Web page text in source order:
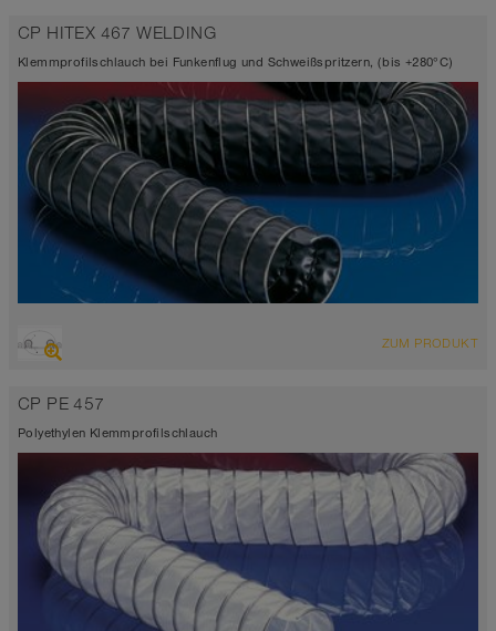
-10°C bis 110°C (120°C)
CP HITEX 467 WELDING
Klemmprofilschlauch bei Funkenflug und Schweißspritzern, (bis +280°C)
Saugschlauch + Druckschlauch
-70°C bis 260°C (280°C)
ZUM PRODUKT
CP PE 457
Polyethylen Klemmprofilschlauch